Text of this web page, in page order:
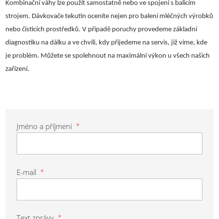
Kombinační váhy lze použít samostatně nebo ve spojení s balicím
strojem. Dávkovače tekutin oceníte nejen pro balení mléčných výrobků
nebo čisticích prostředků. V případě poruchy provedeme základní
diagnostiku na dálku a ve chvíli, kdy přijedeme na servis, již víme, kde
je problém. Můžete se spolehnout na maximální výkon u všech našich
zařízení.
Jméno a příjmení *
E-mail *